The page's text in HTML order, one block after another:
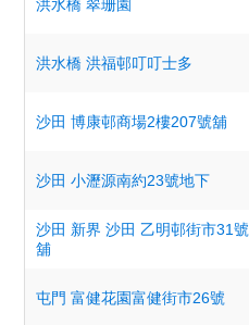
洪水橋 翠珊園
洪水橋 洪福邨叮叮士多
沙田 博康邨商場2樓207號舖
沙田 小瀝源南約23號地下
沙田 新界 沙田 乙明邨街市31號
舖
屯門 富健花園富健街市26號